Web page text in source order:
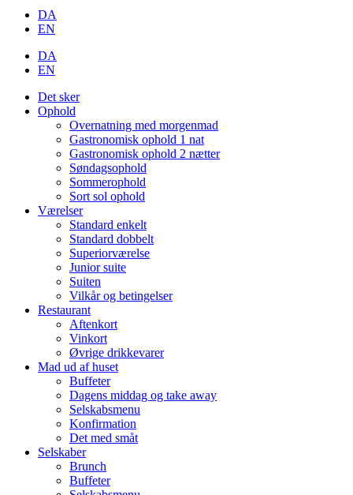
DA
EN
DA
EN
Det sker
Ophold
Overnatning med morgenmad
Gastronomisk ophold 1 nat
Gastronomisk ophold 2 nætter
Søndagsophold
Sommerophold
Sort sol ophold
Værelser
Standard enkelt
Standard dobbelt
Superiorværelse
Junior suite
Suiten
Vilkår og betingelser
Restaurant
Aftenkort
Vinkort
Øvrige drikkevarer
Mad ud af huset
Buffeter
Dagens middag og take away
Selskabsmenu
Konfirmation
Det med småt
Selskaber
Brunch
Buffeter